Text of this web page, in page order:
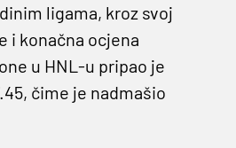
ligama, kroz svoj
i konačna ocjena
u HNL-u pripao je
čime je nadmašio